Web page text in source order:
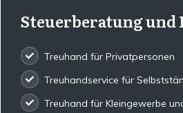
Steuerberatung und
Treuhand für Privatpersonen
Treuhandservice für
Treuhand für Kleingewerbe